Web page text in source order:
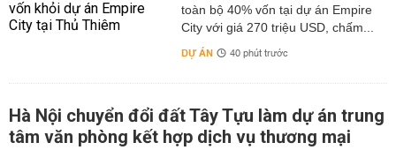
toàn bộ 40% vốn tại dự án Empire
City với giá 270 triệu USD, chấm...
DỰ ÁN 40 phút trước
Hà Nội chuyển đổi đất Tây Tựu làm dự án trung
tâm văn phòng kết hợp dịch vụ thương mại